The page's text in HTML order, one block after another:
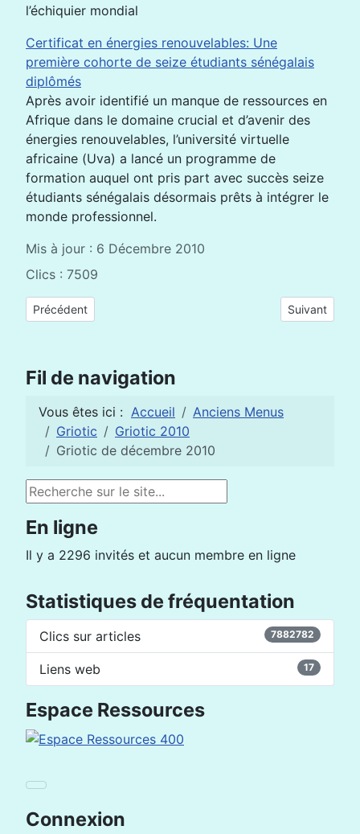
Espace Ressources
Connexion
l’échiquier mondial
Certificat en énergies renouvelables: Une
première cohorte de seize étudiants sénégalais
diplômés
Après avoir identifié un manque de ressources en
Afrique dans le domaine crucial et d’avenir des
énergies renouvelables, l’université virtuelle
africaine (Uva) a lancé un programme de
formation auquel ont pris part avec succès seize
étudiants sénégalais désormais prêts à intégrer le
monde professionnel.
Mis à jour : 6 Décembre 2010
Clics : 7509
Article précédent : Griotic spécial WISE 2010
Précédent Article
Suivant
Fil de navigation
Vous êtes ici : Accueil
Anciens Menus
Griotic
Griotic 2010
Griotic de décembre 2010
Rechercher
En ligne
Il y a 2296 invités et aucun membre en ligne
Statistiques de fréquentation
Clics sur articles 7882782
Liens web 17